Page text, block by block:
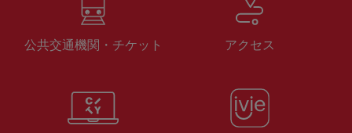
公共交通機関・チケット アクセス